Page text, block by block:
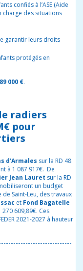
confiés à l’ASE (Aide
charge des situations
garantir leurs droits
protégés en
000 €.
radiers
pour
d’Armales sur la RD 48
à 1 087 917€. De
Jean Lauret sur la RD
un budget
de Saint-Leu, des travaux
et Fond Bagatelle
609,89€. Ces
2021-2027 à hauteur